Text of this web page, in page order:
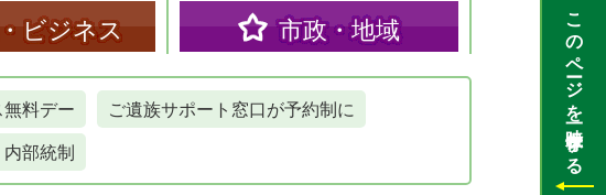
ビジネス 市政・地域
料デー
ご遺族サポート窓口が予約制に
内部統制 このページを一時保存する